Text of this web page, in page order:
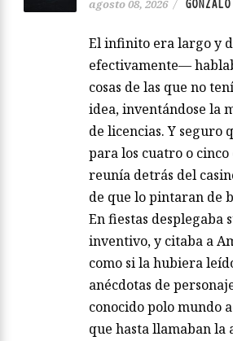
agosto 08, 2026 /
El infinito era largo y
efectivamente—
cosas de las que no
idea, inventándose la
de licencias. Y seguro
para los cuatro o cinco
reunía detrás del
de que lo pintaran de
En fiestas desplegaba
inventivo, y citaba a
como si la hubiera
anécdotas de
conocido polo mundo
que hasta llamaban la